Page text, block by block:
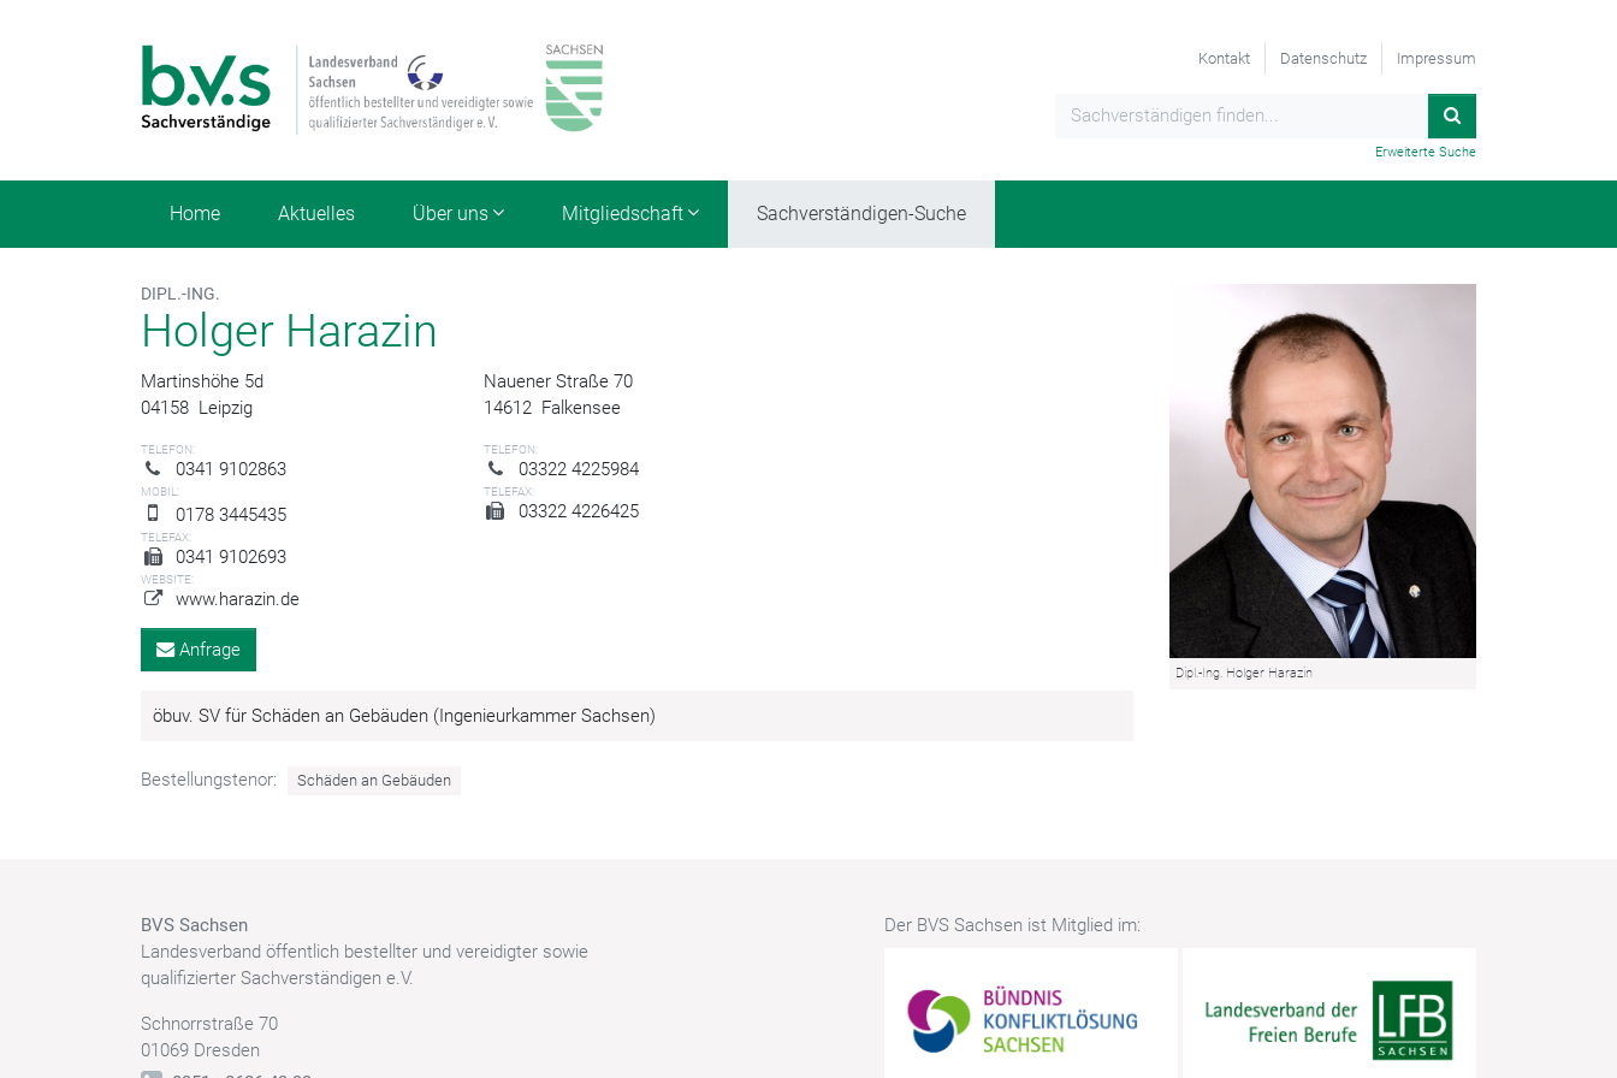
Kontakt Datenschutz Impressum
Erweiterte Suche
Home Aktuelles Über uns Mitgliedschaft Sachverständigen-Suche
DIPL.-ING.
Holger Harazin
Martinshöhe 5d
04158 Leipzig
TELEFON:
0341 9102863
MOBIL:
0178 3445435
TELEFAX:
0341 9102693
WEBSITE:
www.harazin.de
Nauener Straße 70
14612 Falkensee
TELEFON:
03322 4225984
TELEFAX:
03322 4226425
Anfrage
öbuv. SV für Schäden an Gebäuden (Ingenieurkammer Sachsen)
Bestellungstenor: Schäden an Gebäuden
Dipl.-Ing. Holger Harazin
BVS Sachsen
Landesverband öffentlich bestellter und vereidigter sowie
qualifizierter Sachverständigen e.V.
Schnorrstraße 70
01069 Dresden
Der BVS Sachsen ist Mitglied im: